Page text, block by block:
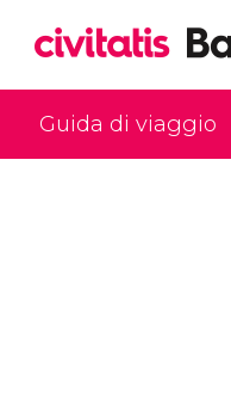
Guida di viaggio